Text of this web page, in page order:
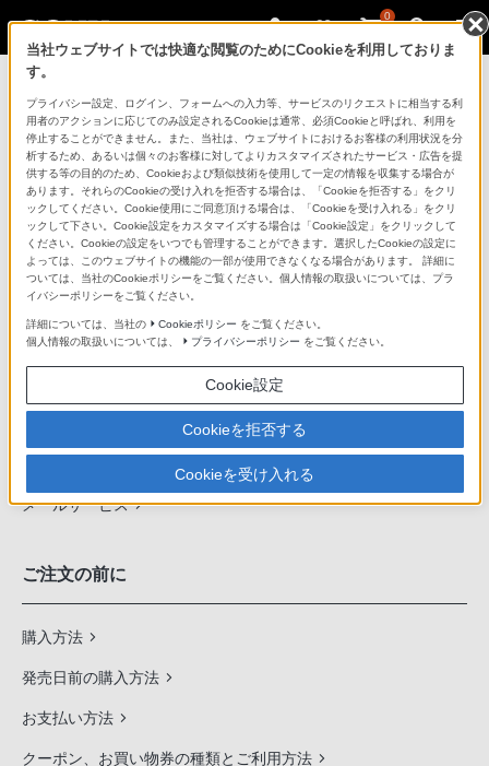
0
ソニーストアのご利用ガイド
ご利用ガイドでは、ソニーストアのご利用方法・サービ
スに関しまとめてご案内しております。
ご利用の前に
ソニーストア 店舗のご案内
ソニーショップ（ソニーストア取次店）のご案内
ソニーストアの特典・サービス
（長期保証、下取サービス、設置・設定サービスなど）
定期クーポンのプレゼントについて
メールサービス
ご注文の前に
購入方法
発売日前の購入方法
お支払い方法
クーポン、お買い物券の種類とご利用方法
当社ウェブサイトでは快適な閲覧のためにCookieを利用しておりま
す。
プライバシー設定、ログイン、フォームへの入力等、サービスのリクエストに相当する利
用者のアクションに応じてのみ設定されるCookieは通常、必須Cookieと呼ばれ、利用を
停止することができません。また、当社は、ウェブサイトにおけるお客様の利用状況を分
析するため、あるいは個々のお客様に対してよりカスタマイズされたサービス・広告を提
供する等の目的のため、Cookieおよび類似技術を使用して一定の情報を収集する場合が
あります。それらのCookieの受け入れを拒否する場合は、「Cookieを拒否する」をクリ
ックしてください。Cookie使用にご同意頂ける場合は、「Cookieを受け入れる」をクリ
ックして下さい。Cookie設定をカスタマイズする場合は「Cookie設定」をクリックして
ください。Cookieの設定をいつでも管理することができます。選択したCookieの設定に
よっては、このウェブサイトの機能の一部が使用できなくなる場合があります。 詳細に
ついては、当社のCookieポリシーをご覧ください。個人情報の取扱いについては、プラ
イバシーポリシーをご覧ください。
詳細については、当社の Cookieポリシー をご覧ください。
個人情報の取扱いについては、
プライバシーポリシー をご覧ください。
Cookie設定
Cookieを拒否する
Cookieを受け入れる